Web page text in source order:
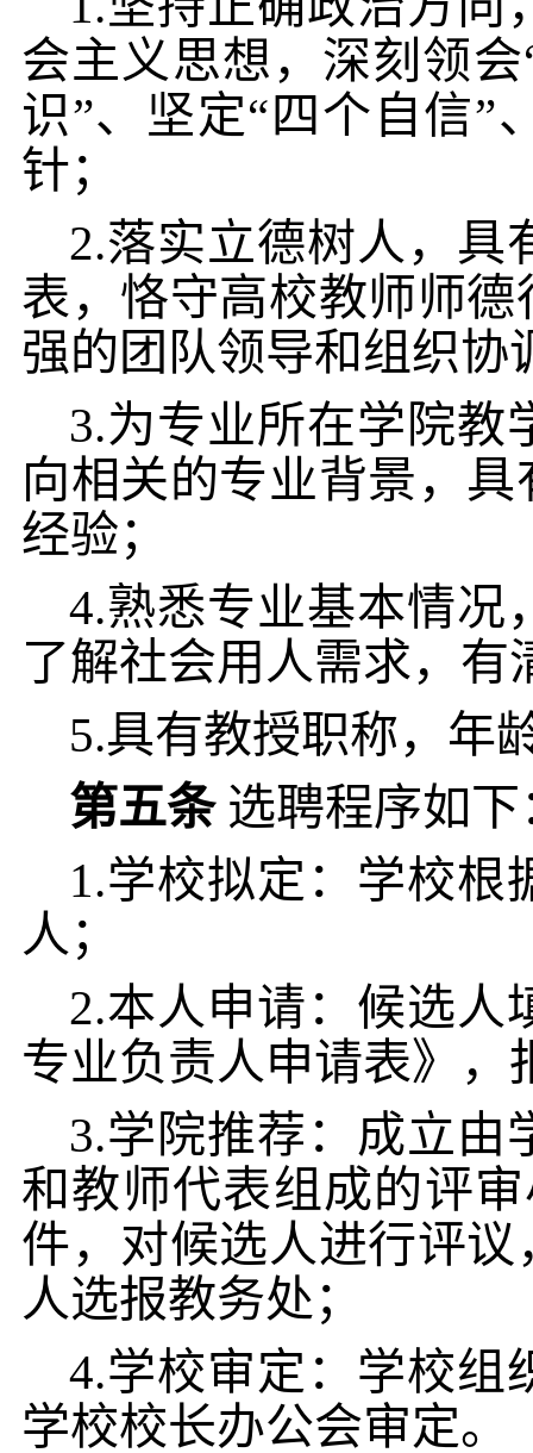
会主义思想， 深刻领
识”、坚定“四个自信”
针；
2.落实立德树人，具
表，恪守高校教师师
强的团队领导和组织协
3.为专业所在学院教
向相关的专业背景，
经验；
4.熟悉专业基本情况
了解社会用人需求，
5.具有教授职称，年
第五条选聘程序如下
1.学校拟定：学校根
人；
2.本人申请：候选人
专业负责人申请表》，
3.学院推荐：成立由
和教师代表组成的评
件，对候选人进行评
人选报教务处；
4.学校审定：学校组
学校校长办公会审定。